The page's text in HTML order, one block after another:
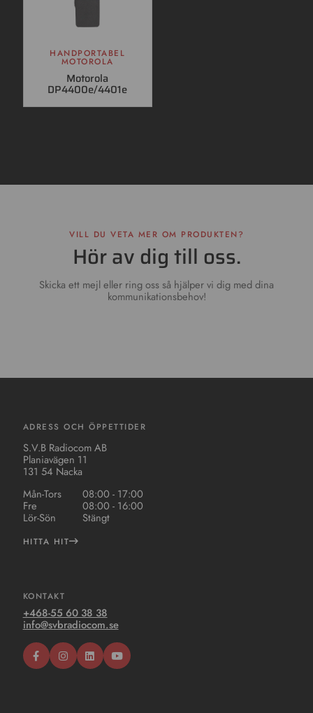
HANDPORTABEL
MOTOROLA
Motorola
DP4400e/4401e
VILL DU VETA MER OM PRODUKTEN?
Hör av dig till oss.
Skicka ett mejl eller ring oss så hjälper vi dig med dina
kommunikationsbehov!
ADRESS OCH ÖPPETTIDER
S.V.B Radiocom AB
Planiavägen 11
131 54 Nacka
Mån-Tors
08:00 - 17:00
Fre 08:00 - 16:00
Lör-Sön Stängt
HITTA HIT
KONTAKT
+468-55 60 38 38
info@svbradiocom.se